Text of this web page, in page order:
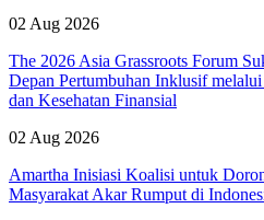
02 Aug 2026
The 2026 Asia Grassroots Forum
Depan Pertumbuhan Inklusif
dan Kesehatan Finansial
02 Aug 2026
Amartha Inisiasi Koalisi untuk
Masyarakat Akar Rumput di